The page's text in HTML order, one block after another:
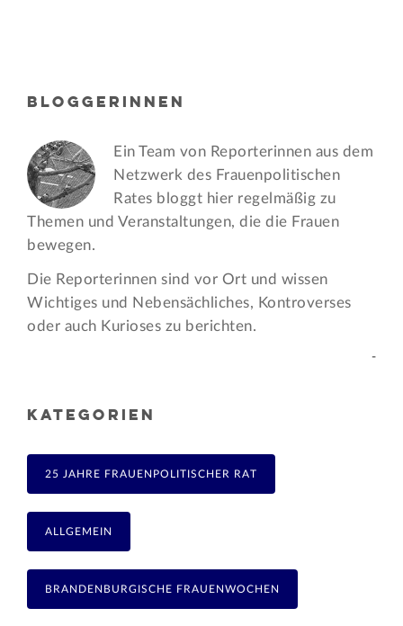
BLOGGERINNEN
Ein Team von Reporterinnen aus dem
Netzwerk des Frauen­politischen
Rates bloggt hier regelmäßig zu
Themen und Veran­staltungen, die die Frauen
bewegen.
Die Reporterinnen sind vor Ort und wissen
Wichtiges und Nebensächliches, Kontroverses
oder auch Kurioses zu berichten.
-
KATEGORIEN
25 JAHRE FRAUENPOLITISCHER RAT
ALLGEMEIN
BRANDENBURGISCHE FRAUENWOCHEN